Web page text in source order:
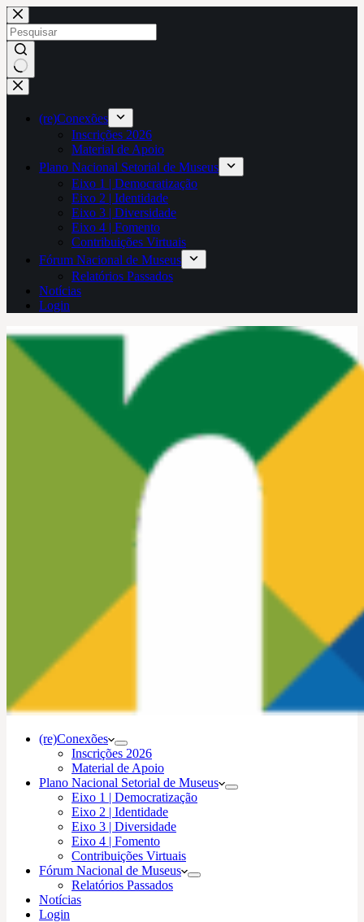
Pular
para
o
conteúdo
Sem
resultados
(re)Conexões
Inscrições 2026
Material de Apoio
Plano Nacional Setorial de Museus
Eixo 1 | Democratização
Eixo 2 | Identidade
Eixo 3 | Diversidade
Eixo 4 | Fomento
Contribuições Virtuais
Fórum Nacional de Museus
Relatórios Passados
Notícias
Login
(re)Conexões
Inscrições 2026
Material de Apoio
Plano Nacional Setorial de Museus
Eixo 1 | Democratização
Eixo 2 | Identidade
Eixo 3 | Diversidade
Eixo 4 | Fomento
Contribuições Virtuais
Fórum Nacional de Museus
Relatórios Passados
Notícias
Login